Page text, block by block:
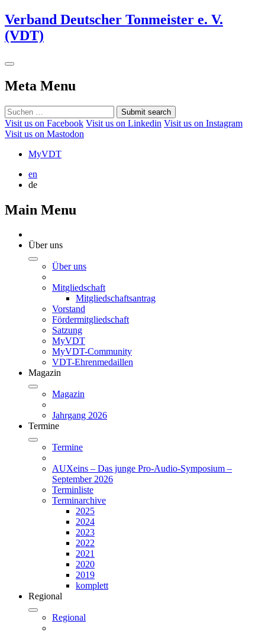
Verband Deutscher Tonmeister e. V.
(VDT)
Meta Menu
Submit search
Visit us on Facebook Visit us on Linkedin Visit us on Instagram
Visit us on Mastodon
MyVDT
en
de
Main Menu
Über uns
Über uns
Mitgliedschaft
Mitgliedschaftsantrag
Vorstand
Fördermitgliedschaft
Satzung
MyVDT
MyVDT-Community
VDT-Ehrenmedaillen
Magazin
Magazin
Jahrgang 2026
Termine
Termine
AUXeins – Das junge Pro-Audio-Symposium –
September 2026
Terminliste
Terminarchive
2025
2024
2023
2022
2021
2020
2019
komplett
Regional
Regional